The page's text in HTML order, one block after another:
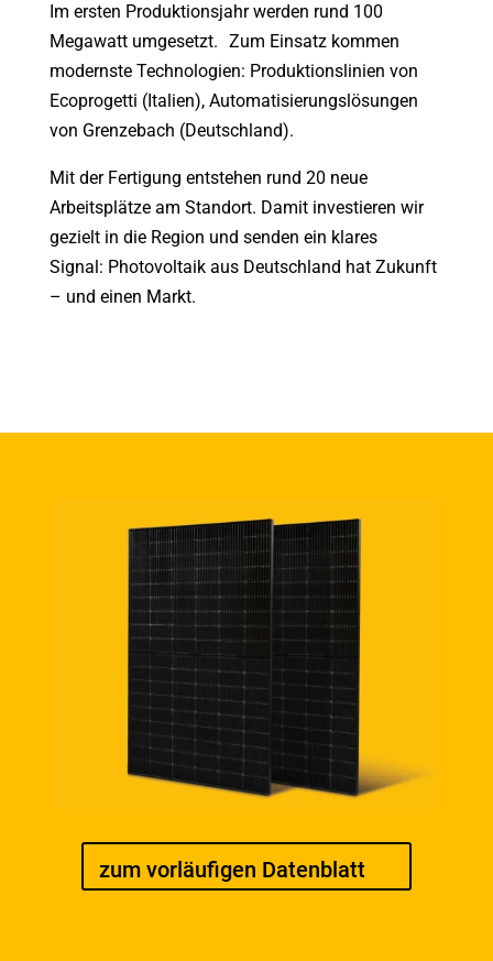
Im ersten Produktionsjahr werden rund 100
Megawatt umgesetzt. Zum Einsatz kommen
modernste Technologien: Produktionslinien von
Ecoprogetti (Italien), Automatisierungslösungen
von Grenzebach (Deutschland).
Mit der Fertigung entstehen rund 20 neue
Arbeitsplätze am Standort. Damit investieren wir
gezielt in die Region und senden ein klares
Signal: Photovoltaik aus Deutschland hat Zukunft
– und einen Markt.
zum vorläufigen Datenblatt